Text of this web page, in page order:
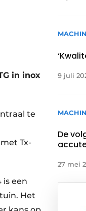
in inox
te
Tx-
een
Het
9 juli
De
27 mei